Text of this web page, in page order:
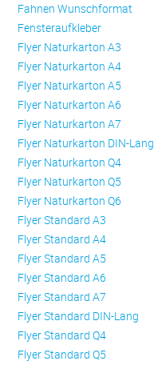
Fahnen Wunschformat
Fensteraufkleber
Flyer Naturkarton A3
Flyer Naturkarton A4
Flyer Naturkarton A5
Flyer Naturkarton A6
Flyer Naturkarton A7
Flyer Naturkarton DIN-Lang
Flyer Naturkarton Q4
Flyer Naturkarton Q5
Flyer Naturkarton Q6
Flyer Standard A3
Flyer Standard A4
Flyer Standard A5
Flyer Standard A6
Flyer Standard A7
Flyer Standard DIN-Lang
Flyer Standard Q4
Flyer Standard Q5